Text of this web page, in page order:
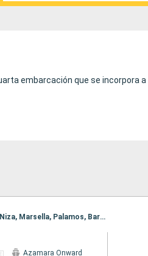
embarcación que se incorpora
Itinerario : Civitavecchia - Roma, Pisa/Florencia (Livorno), Monaco Monte-Carlo, Niza, Marsella, Palamos, Barcelona
Azamara Onward